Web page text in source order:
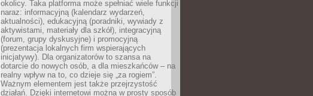
okolicy. Taka platforma może spełniać wiele funkcji
naraz: informacyjną (kalendarz wydarzeń,
aktualności), edukacyjną (poradniki, wywiady z
aktywistami, materiały dla szkół), integracyjną
(forum, grupy dyskusyjne) i promocyjną
(prezentacja lokalnych firm wspierających
inicjatywy). Dla organizatorów to szansa na
dotarcie do nowych osób, a dla mieszkańców – na
realny wpływ na to, co dzieje się „za rogiem”.
Ważnym elementem jest także przejrzystość
działań. Dzięki internetowi można w prosty sposób